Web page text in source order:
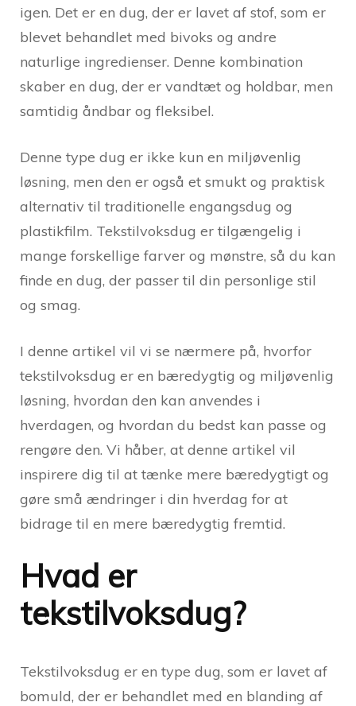
igen. Det er en dug, der er lavet af stof, som er
blevet behandlet med bivoks og andre
naturlige ingredienser. Denne kombination
skaber en dug, der er vandtæt og holdbar, men
samtidig åndbar og fleksibel.
Denne type dug er ikke kun en miljøvenlig
løsning, men den er også et smukt og praktisk
alternativ til traditionelle engangsdug og
plastikfilm. Tekstilvoksdug er tilgængelig i
mange forskellige farver og mønstre, så du kan
finde en dug, der passer til din personlige stil
og smag.
I denne artikel vil vi se nærmere på, hvorfor
tekstilvoksdug er en bæredygtig og miljøvenlig
løsning, hvordan den kan anvendes i
hverdagen, og hvordan du bedst kan passe og
rengøre den. Vi håber, at denne artikel vil
inspirere dig til at tænke mere bæredygtigt og
gøre små ændringer i din hverdag for at
bidrage til en mere bæredygtig fremtid.
Hvad er
tekstilvoksdug?
Tekstilvoksdug er en type dug, som er lavet af
bomuld, der er behandlet med en blanding af